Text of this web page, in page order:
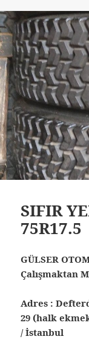
SIFIR
75R17.5
GÜLSER
Çalışmaktan
Adres :
29 (halk
/ İstanbul